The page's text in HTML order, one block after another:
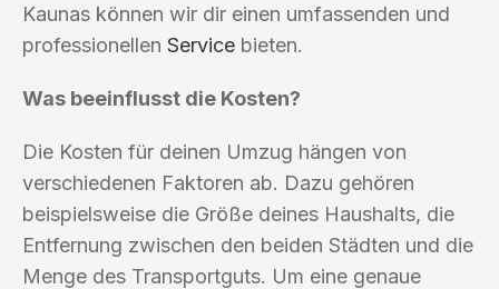
Kaunas können wir dir einen umfassenden und
professionellen Service bieten.
Was beeinflusst die Kosten?
Die Kosten für deinen Umzug hängen von
verschiedenen Faktoren ab. Dazu gehören
beispielsweise die Größe deines Haushalts, die
Entfernung zwischen den beiden Städten und die
Menge des Transportguts. Um eine genaue